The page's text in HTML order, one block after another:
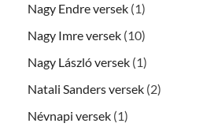
Nagy Endre versek (1)
Nagy Imre versek (10)
Nagy László versek (1)
Natali Sanders versek (2)
Névnapi versek (1)